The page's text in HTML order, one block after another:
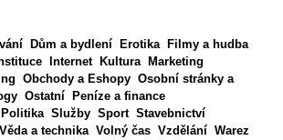
Dům a bydlení Erotika
Filmy a hudba
Internet Kultura
Marketing
Obchody a Eshopy Osobní stránky a
Ostatní
Peníze a finance
Politika Služby Sport Stavebnictví
Věda a technika Volný čas Vzdělání Warez